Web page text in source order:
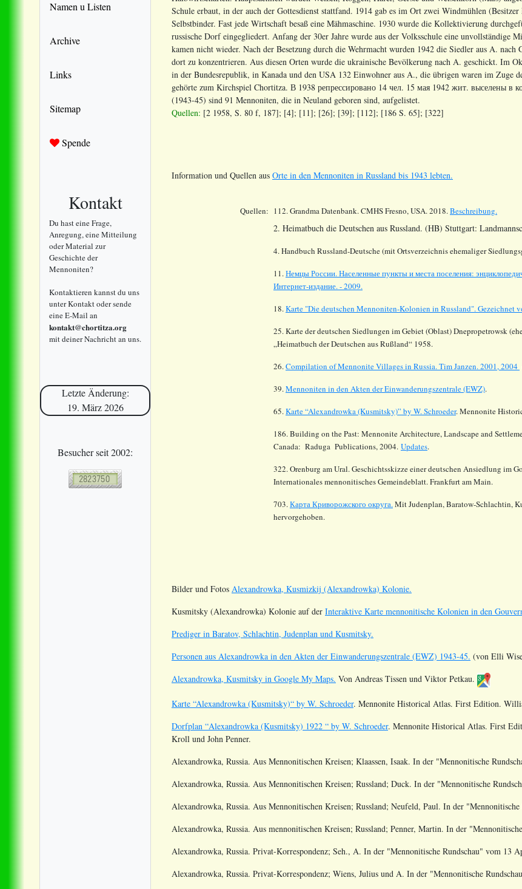
Namen u Listen
Archive
Links
Sitemap
Spende
Kontakt
Du hast eine Frage,
Anregung, eine Mitteilung
oder Material zur
Geschichte der
Mennoniten?
Kontaktieren kannst du uns
unter Kontakt oder sende
eine E-Mail an
kontakt@chortitza.org
mit deiner Nachricht an uns.
Letzte Änderung:
19. März 2026
Besucher seit 2002:
Schule erbaut, in der auch der Gottesdienst stattfand. 1914 gab es im Ort zwei Windmühlen
Selbstbinder. Fast jede Wirtschaft besaß eine Mähmaschine. 1930 wurde die Kollektivierung
russische Dorf eingegliedert. Anfang der 30er Jahre wurde aus der Volksschule eine
kamen nicht wieder. Nach der Besetzung durch die Wehrmacht wurden 1942 die Siedler aus A.
dort zu konzentrieren. Aus diesen Orten wurde die ukrainische Bevölkerung nach A. geschickt. Im
in der Bundesrepublik, in Kanada und den USA 132 Einwohner aus A., die übrigen waren im Zuge
gehörte zum Kirchspiel Chortitza. В 1938 репрессировано 14 чел. 15 мая 1942 жит. выселены в
(1943-45) sind 91 Mennoniten, die in Neuland geboren sind, aufgelistet.
Quellen: [2 1958, S. 80 f, 187]; [4]; [11]; [26]; [39]; [112]; [186 S. 65]; [322]
Information und Quellen aus Orte in den Mennoniten in Russland bis 1943 lebten.
Quellen: 112.Grandma Datenbank. CMHS Fresno, USA. 2018.Beschreibung.
2. Heimatbuch die Deutschen aus Russland. (HB) Stuttgart:
4. Handbuch Russland-Deutsche (mit Ortsverzeichnis ehemaliger
11.Немцы России. Населенные пункты и места поселения:
Интернет-издание. - 2009.
18.Karte "Die deutschen Mennoniten-Kolonien in Russland". Gezeichnet
25. Karte der deutschen Siedlungen im Gebiet (Oblast) Dnepropetrowsk
„Heimatbuch der Deutschen aus Rußland“ 1958.
26.Compilation of Mennonite Villages in Russia.Tim Janzen. 2001, 2004
39.Mennoniten in den Akten der Einwanderungszentrale (EWZ).
65.Karte “Alexandrowka (Kusmitsky)” by W. Schroeder. Mennonite
186. Building on the Past: Mennonite Architecture, Landscape and
Canada: Raduga Publications, 2004. Updates.
322. Orenburg am Ural. Geschichtsskizze einer deutschen Ansiedlung im
Internationales mennonitisches Gemeindeblatt. Frankfurt am Main.
703.Карта Криворожского округа.Mit Judenplan, Baratow-Schlachtin,
hervorgehoben.
Bilder und Fotos Alexandrowka, Kusmizkij (Alexandrowka) Kolonie.
Kusmitsky (Alexandrowka) Kolonie auf der Interaktive Karte mennonitische Kolonien in den
Prediger in Baratov, Schlachtin, Judenplan und Kusmitsky.
Personen aus Alexandrowka in den Akten der Einwanderungszentrale (EWZ) 1943-45. (von Elli
Alexandrowka, Kusmitsky in Google My Maps. Von Andreas Tissen und Viktor Petkau.
Karte “Alexandrowka (Kusmitsky)“ by W. Schroeder. Mennonite Historical Atlas. First Edition.
Dorfplan “Alexandrowka (Kusmitsky) 1922 “ by W. Schroeder. Mennonite Historical Atlas. First
Kroll und John Penner.
Alexandrowka, Russia. Aus Mennonitischen Kreisen; Klaassen, Isaak. In der "Mennonitische
Alexandrowka, Russia. Aus Mennonitischen Kreisen; Russland; Duck. In der "Mennonitische
Alexandrowka, Russia. Aus Mennonitischen Kreisen; Russland; Neufeld, Paul. In der "Mennonitische
Alexandrowka, Russia. Aus mennonitischen Kreisen; Russland; Penner, Martin. In der
Alexandrowka, Russia. Privat-Korrespondenz; Seh., A. In der "Mennonitische Rundschau" vom 13
Alexandrowka, Russia. Privat-Korrespondenz; Wiens, Julius und A. In der "Mennonitische